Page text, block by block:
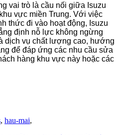
vai trò là cầu nối giữa Isuzu
vực miền Trung. Với việc
thức đi vào hoạt động, Isuzu
định nỗ lực không ngừng
dịch vụ chất lượng cao, hướng
để đáp ứng các nhu cầu sửa
hàng khu vực này hoặc các
, hau-mai,